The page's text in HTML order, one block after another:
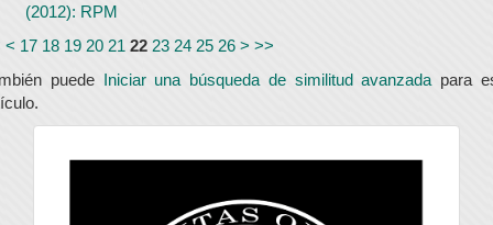
(2012): RPM
< 17 18 19 20 21 22 23 24 25 26 > >>
puede Iniciar una búsqueda de similitud avanzada para
universidad